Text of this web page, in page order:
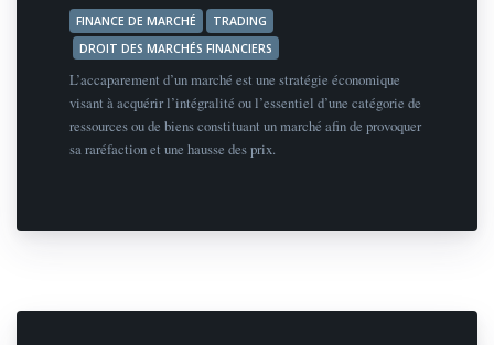
FINANCE DE MARCHÉ
TRADING
DROIT DES MARCHÉS FINANCIERS
L’accaparement d’un marché est une stratégie économique
visant à acquérir l’intégralité ou l’essentiel d’une catégorie de
ressources ou de biens constituant un marché afin de provoquer
sa raréfaction et une hausse des prix.